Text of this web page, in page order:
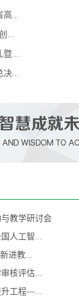
高...
...
暨...
决...
教学研讨会
人工智...
进教...
核评估...
升工程—...